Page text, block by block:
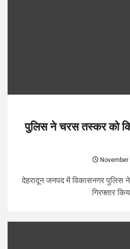
पुलिस ने चरस तस्कर को
देहरादून जनपद में विकासनगर
गिरफ्तार